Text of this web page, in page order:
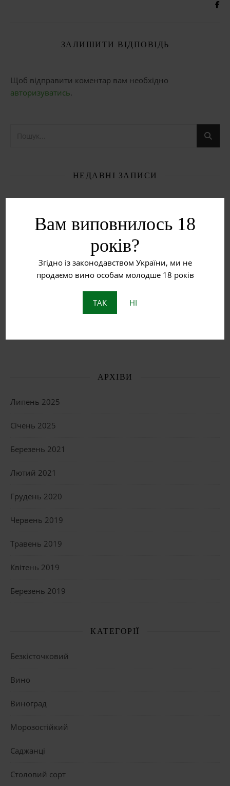
Вам виповнилось 18
років?
Згідно із законодавством України, ми не
продаємо вино особам молодше 18 років
ТАК НІ
ЗАЛИШИТИ ВІДПОВІДЬ
Щоб відправити коментар вам необхідно
авторизуватись.
НЕДАВНІ ЗАПИСИ
Рожеве вино
Червоне вино
Що таке бурштинове вино?
АРХІВИ
Липень 2025
Січень 2025
Березень 2021
Лютий 2021
Грудень 2020
Червень 2019
Травень 2019
Квітень 2019
Березень 2019
КАТЕГОРІЇ
Безкісточковий
Вино
Виноград
Морозостійкий
Саджанці
Столовий сорт